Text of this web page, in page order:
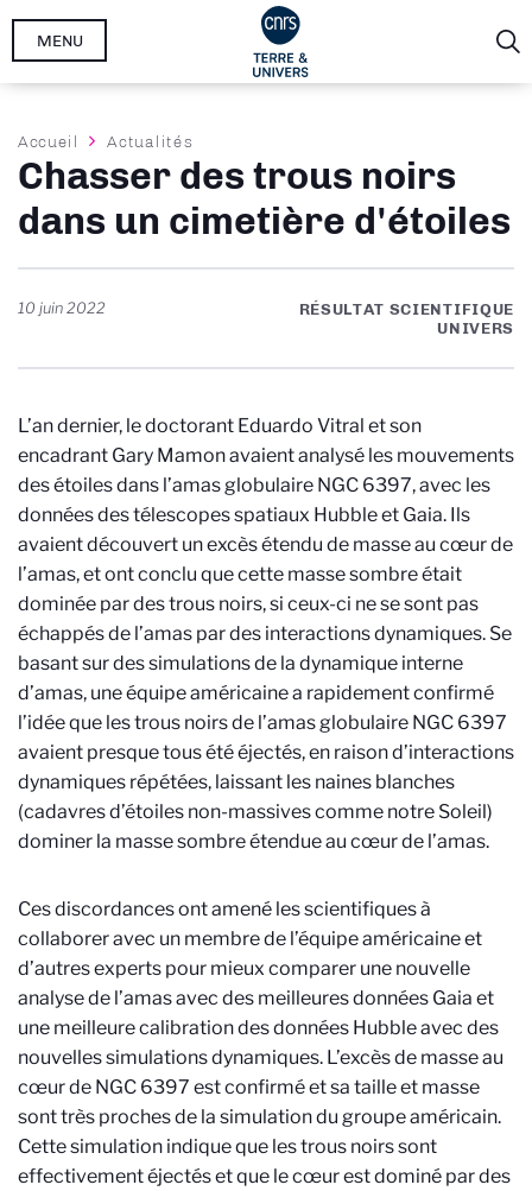
Aller
MENU
Fil
d'Ariane
Accueil Actualités
Chasser des trous noirs
dans un cimetière d'étoiles
10 juin 2022
RÉSULTAT SCIENTIFIQUE
UNIVERS
L’an dernier, le doctorant Eduardo Vitral et son
encadrant Gary Mamon avaient analysé les mouvements
des étoiles dans l’amas globulaire NGC 6397, avec les
données des télescopes spatiaux Hubble et Gaia. Ils
avaient découvert un excès étendu de masse au cœur de
l’amas, et ont conclu que cette masse sombre était
dominée par des trous noirs, si ceux-ci ne se sont pas
échappés de l’amas par des interactions dynamiques. Se
basant sur des simulations de la dynamique interne
d’amas, une équipe américaine a rapidement confirmé
l’idée que les trous noirs de l’amas globulaire NGC 6397
avaient presque tous été éjectés, en raison d’interactions
dynamiques répétées, laissant les naines blanches
(cadavres d’étoiles non-massives comme notre Soleil)
dominer la masse sombre étendue au cœur de l’amas.
Ces discordances ont amené les scientifiques à
collaborer avec un membre de l’équipe américaine et
d’autres experts pour mieux comparer une nouvelle
analyse de l’amas avec des meilleures données Gaia et
une meilleure calibration des données Hubble avec des
nouvelles simulations dynamiques. L’excès de masse au
cœur de NGC 6397 est confirmé et sa taille et masse
sont très proches de la simulation du groupe américain.
Cette simulation indique que les trous noirs sont
effectivement éjectés et que le cœur est dominé par des